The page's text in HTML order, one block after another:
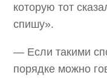
которую тот
спишу».
— Если такими
порядке можно